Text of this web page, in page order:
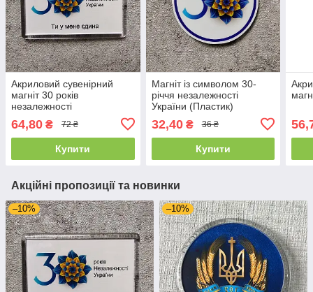
Акриловий сувенірний
магніт 30 років
незалежності
64,80 ₴ 72 ₴
Купити
Магніт із символом 30-
річчя незалежності
України (Пластик)
32,40₴ 36 ₴
Купити
Акційні пропозиції та новинки
–10% –10%